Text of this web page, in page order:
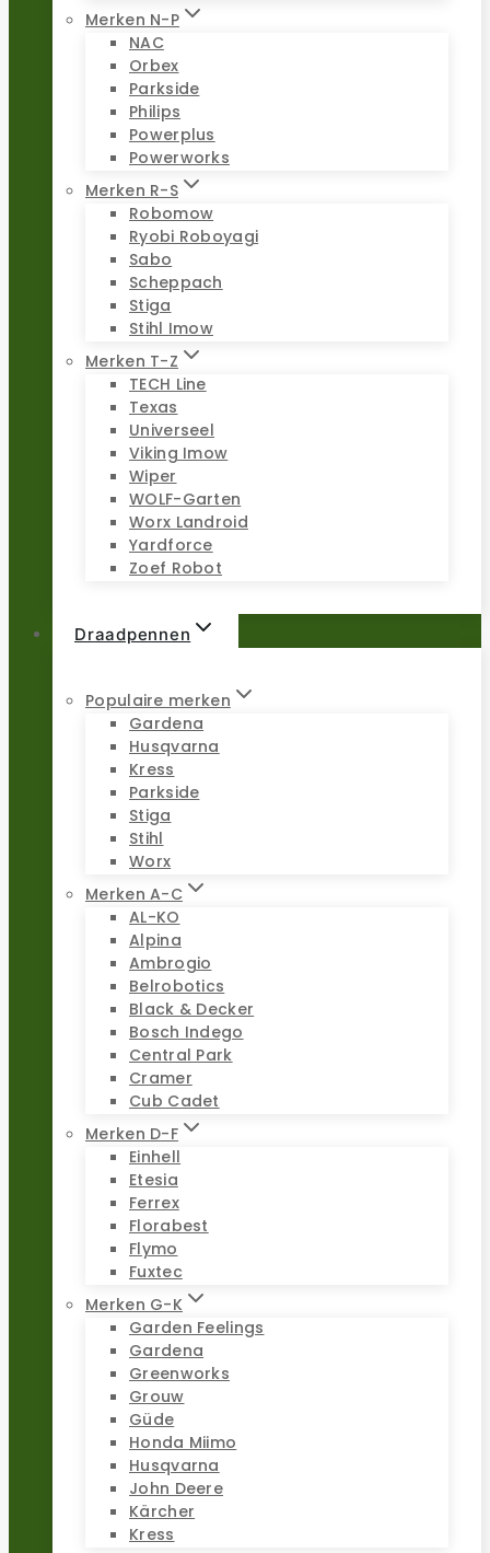
Merken N-P
NAC
Orbex
Parkside
Philips
Powerplus
Powerworks
Merken R-S
Robomow
Ryobi Roboyagi
Sabo
Scheppach
Stiga
Stihl Imow
Merken T-Z
TECH Line
Texas
Universeel
Viking Imow
Wiper
WOLF-Garten
Worx Landroid
Yardforce
Zoef Robot
Draadpennen
Populaire merken
Gardena
Husqvarna
Kress
Parkside
Stiga
Stihl
Worx
Merken A-C
AL-KO
Alpina
Ambrogio
Belrobotics
Black & Decker
Bosch Indego
Central Park
Cramer
Cub Cadet
Merken D-F
Einhell
Etesia
Ferrex
Florabest
Flymo
Fuxtec
Merken G-K
Garden Feelings
Gardena
Greenworks
Grouw
Güde
Honda Miimo
Husqvarna
John Deere
Kärcher
Kress